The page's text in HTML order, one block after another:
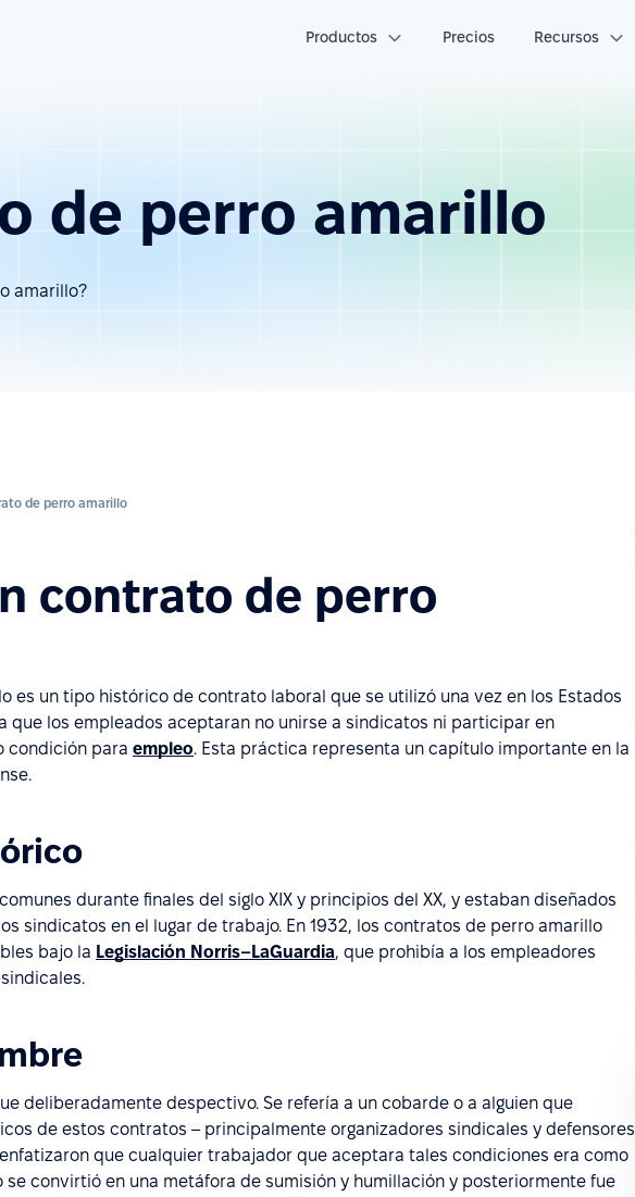
Productos Precios Recursos
de perro amarillo
amarillo?
de perro amarillo
contrato de perro
es un tipo histórico de contrato laboral que se utilizó una vez en los Estados
que los empleados aceptaran no unirse a sindicatos ni participar en
condición para empleo. Esta práctica representa un capítulo importante en la
durante finales del siglo XIX y principios del XX, y estaban diseñados
sindicatos en el lugar de trabajo. En 1932, los contratos de perro amarillo
bajo la Legislación Norris–LaGuardia, que prohibía a los empleadores
deliberadamente despectivo. Se refería a un cobarde o a alguien que
de estos contratos – principalmente organizadores sindicales y defensores
que cualquier trabajador que aceptara tales condiciones era como
se convirtió en una metáfora de sumisión y humillación y posteriormente fue